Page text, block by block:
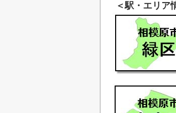
＜駅・エリア